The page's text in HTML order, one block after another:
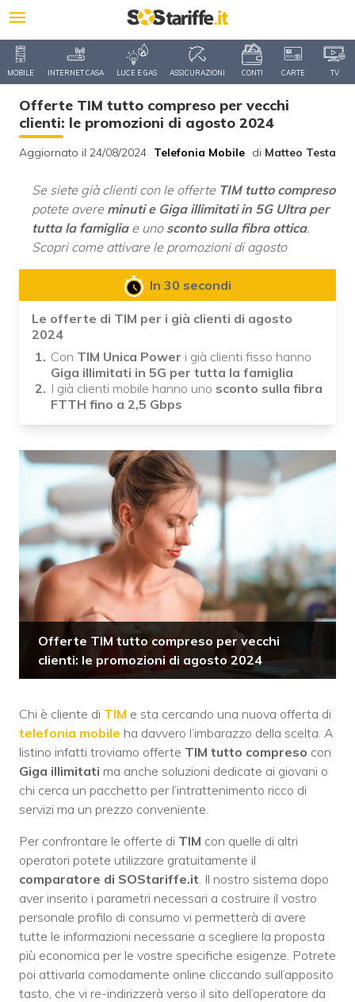
MOBILE INTERNET CASA LUCE E GAS ASSICURAZIONI CONTI CARTE TV
Offerte TIM tutto compreso per vecchi
clienti: le promozioni di agosto 2024
Aggiornato il 24/08/2024 Telefonia Mobile di Matteo Testa
Se siete già clienti con le offerte TIM tutto compreso
potete avere minuti e Giga illimitati in 5G Ultra per
tutta la famigliae uno sconto sulla fibra ottica.
Scopri come attivare le promozioni di agosto
In 30 secondi
Le offerte di TIM per i già clienti di agosto
2024
Con TIM Unica Power i già clienti fisso hanno
Giga illimitati in 5G per tutta la famiglia
I già clienti mobile hanno uno sconto sulla fibra
FTTH fino a 2,5 Gbps
Offerte TIM tutto compreso per vecchi
clienti: le promozioni di agosto 2024
Chi è cliente di TIM e sta cercando una nuova offerta di
telefonia mobile ha davvero l’imbarazzo della scelta. A
listino infatti troviamo offerte TIM tutto compreso con
Giga illimitati ma anche soluzioni dedicate ai giovani o
chi cerca un pacchetto per l’intrattenimento ricco di
servizi ma un prezzo conveniente.
Per confrontare le offerte di TIM con quelle di altri
operatori potete utilizzare gratuitamente il
comparatore di SOStariffe.it. Il nostro sistema dopo
aver inserito i parametri necessari a costruire il vostro
personale profilo di consumo vi permetterà di avere
tutte le informazioni necessarie a scegliere la proposta
più economica per le vostre specifiche esigenze. Potrete
poi attivarla comodamente online cliccando sull’apposito
tasto, che vi re-indirizzerà verso il sito dell’operatore da